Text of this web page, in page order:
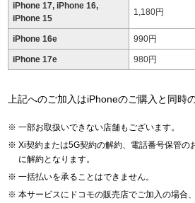
iPhone 17, iPhone 16,
iPhone 15
1,180円
iPhone 16e 990円
iPhone 17e 980円
上記へのご加入はiPhoneのご購入と同時
一部お取扱いできない店舗もございます。
Xi契約または5G契約の解約、電話番号保管の
に解約となります。
一括払いを承ることはできません。
本サービスにドコモの販売店でご加入の場合